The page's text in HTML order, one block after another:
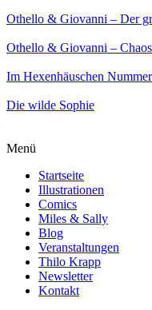
Othello & Giovanni – Der
Othello & Giovanni –
Im Hexenhäuschen
Die wilde Sophie
Menü
Startseite
Illustrationen
Comics
Miles & Sally
Blog
Veranstaltungen
Thilo Krapp
Newsletter
Kontakt